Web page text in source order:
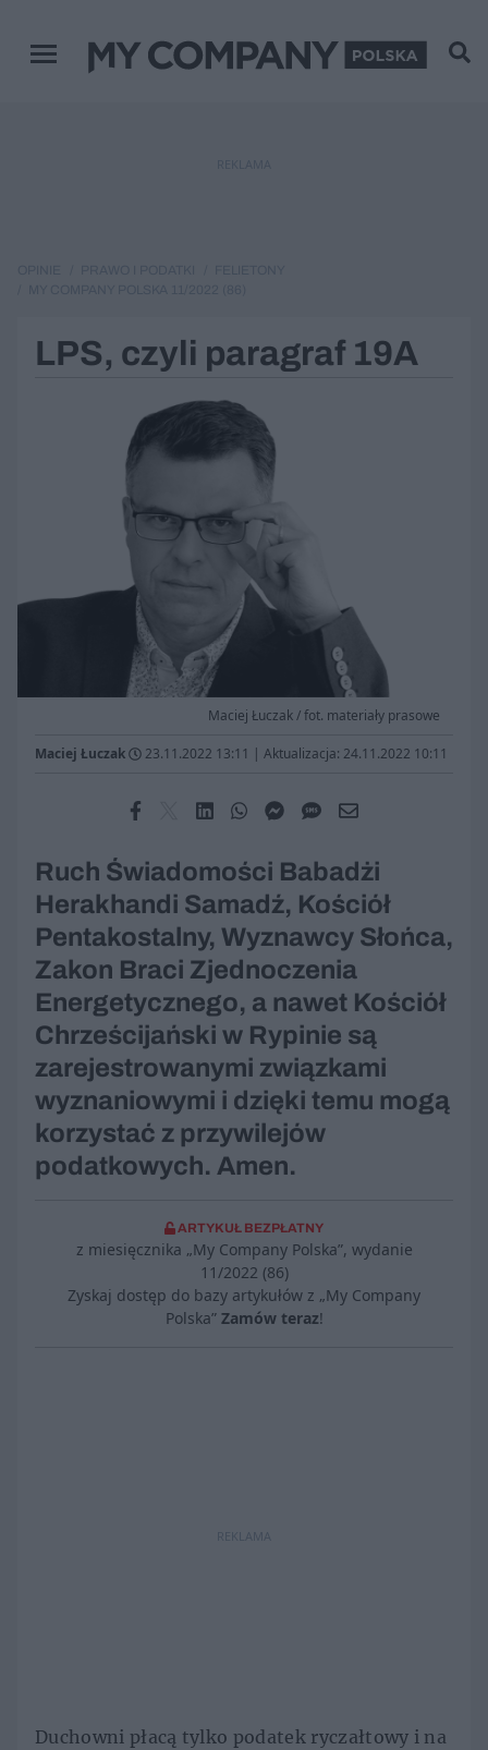
Menu główne
LPS, czyli paragraf 19A
Maciej Łuczak / fot. materiały prasowe
Maciej Łuczak 23.11.2022 13:11 | Aktualizacja: 24.11.2022 10:11
Ruch Świadomości Babadżi
Herakhandi Samadź, Kościół
Pentakostalny, Wyznawcy Słońca,
Zakon Braci Zjednoczenia
Energetycznego, a nawet Kościół
Chrześcijański w Rypinie są
zarejestrowanymi związkami
wyznaniowymi i dzięki temu mogą
korzystać z przywilejów
podatkowych. Amen.
ARTYKUŁ BEZPŁATNY
z miesięcznika „My Company Polska”, wydanie
11/2022 (86)
Zyskaj dostęp do bazy artykułów z „My Company
Polska” Zamów teraz!
REKLAMA
Duchowni płacą tylko podatek ryczałtowy i na